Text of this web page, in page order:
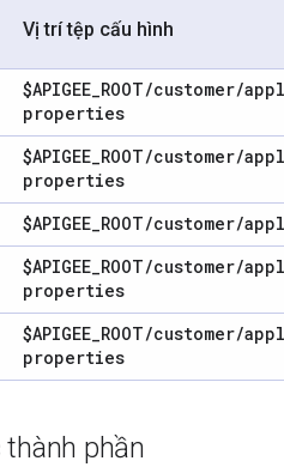
Vị trí tệp cấu hình
$APIGEE_ROOT/customer/
properties
$APIGEE_ROOT/customer/
properties
$APIGEE_ROOT/customer/
$APIGEE_ROOT/customer/
properties
$APIGEE_ROOT/customer/
properties
phần